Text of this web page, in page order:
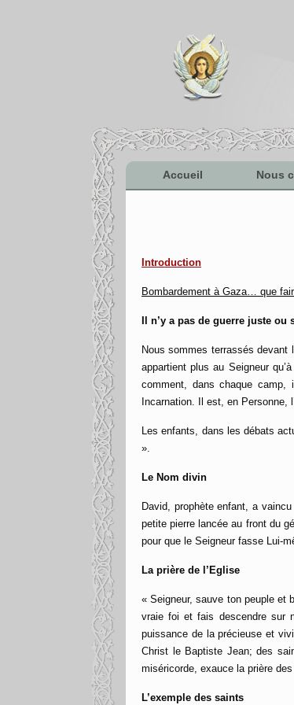
Accueil Nous
Introduction
Bombardement à Gaza… que
Il n’y a pas de guerre juste ou
Nous sommes terrassés devant
appartient plus au Seigneur
comment, dans chaque
Incarnation. Il est, en Personne,
Les enfants, dans les débats
».
Le Nom divin
David, prophète enfant, a
petite pierre lancée au front du
pour que le Seigneur fasse Lui-
La prière de l’Eglise
« Seigneur, sauve ton peuple et
vraie foi et fais descendre sur
puissance de la précieuse et
Christ le Baptiste Jean; des
miséricorde, exauce la prière
L’exemple des saints